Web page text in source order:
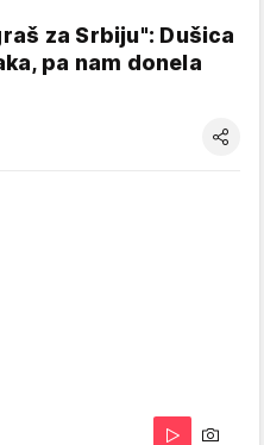
za Srbiju": Dušica
pa nam donela